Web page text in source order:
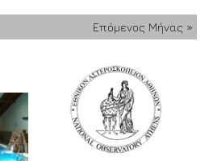
Επόμενος Μήνας »